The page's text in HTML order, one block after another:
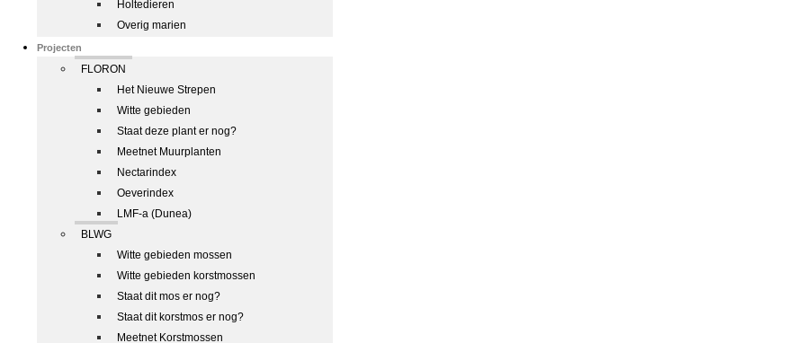
Holtedieren
Overig marien
Projecten
FLORON
Het Nieuwe Strepen
Witte gebieden
Staat deze plant er nog?
Meetnet Muurplanten
Nectarindex
Oeverindex
LMF-a (Dunea)
BLWG
Witte gebieden mossen
Witte gebieden korstmossen
Staat dit mos er nog?
Staat dit korstmos er nog?
Meetnet Korstmossen